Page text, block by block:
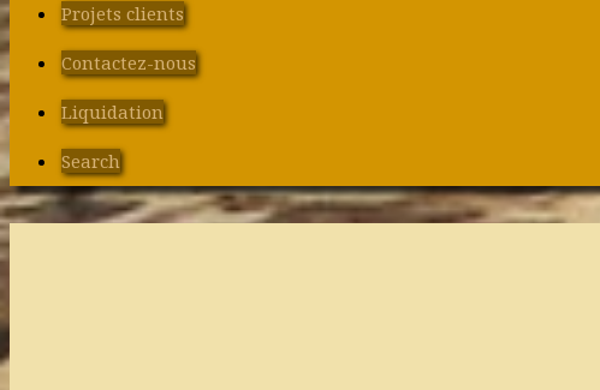
Projets clients
Contactez-nous
Liquidation
Search